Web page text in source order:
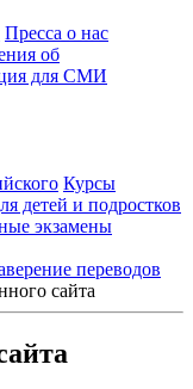
Пресса о нас
об
для СМИ
Курсы
детей и подростков
экзамены
переводов
сайта